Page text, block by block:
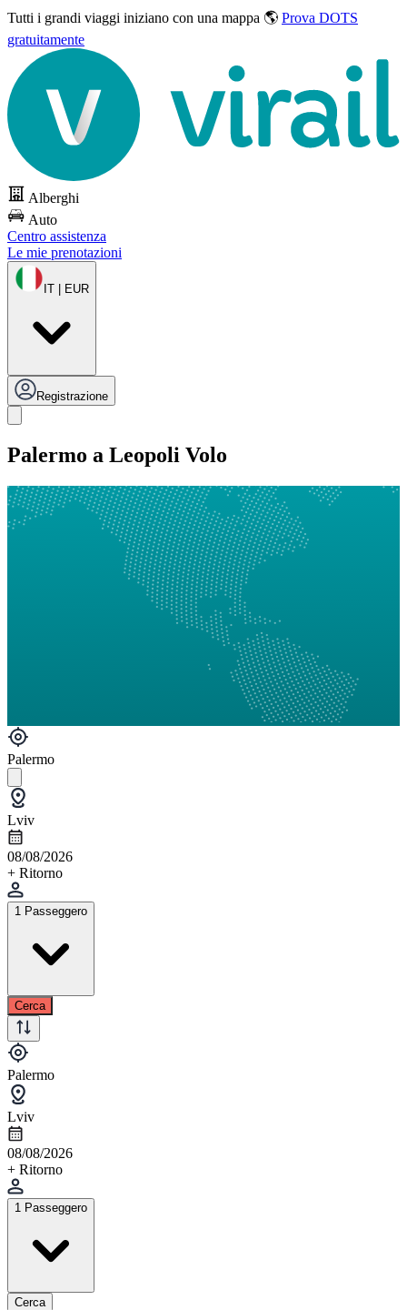
Tutti i grandi viaggi iniziano con una mappa 🌎 Prova DOTS
gratuitamente
Alberghi
Auto
Centro assistenza
Le mie prenotazioni
IT | EUR
Registrazione
Palermo a Leopoli Volo
Palermo
Lviv
08/08/2026
+ Ritorno
1 Passeggero
Cerca
Palermo
Lviv
08/08/2026
+ Ritorno
1 Passeggero
Cerca